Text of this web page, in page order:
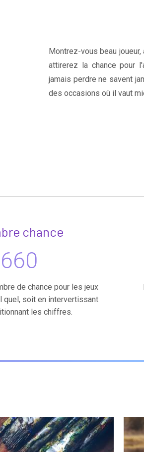
Montrez-vous beau
attirerez la chance pour
jamais perdre ne savent
des occasions où il vaut
chance
660
de chance pour les jeux
quel, soit en intervertissant
les chiffres.